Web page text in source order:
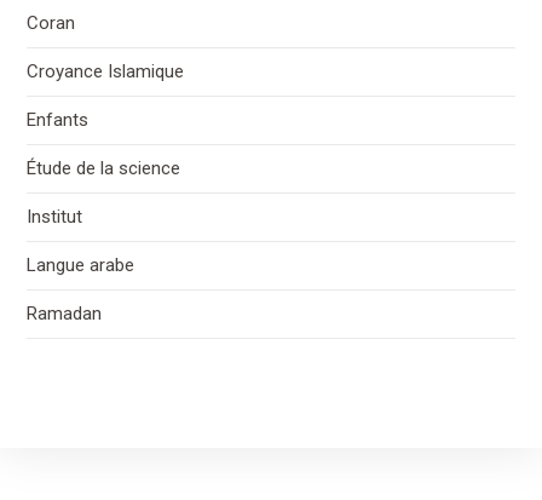
Coran
Croyance Islamique
Enfants
Étude de la science
Institut
Langue arabe
Ramadan